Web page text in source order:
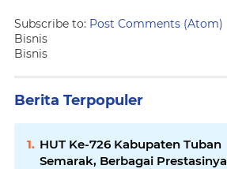
Subscribe to: Post Comments (Atom)
Bisnis
Bisnis
Berita Terpopuler
HUT Ke-726 Kabupaten Tuban
Semarak, Berbagai Prestasinya